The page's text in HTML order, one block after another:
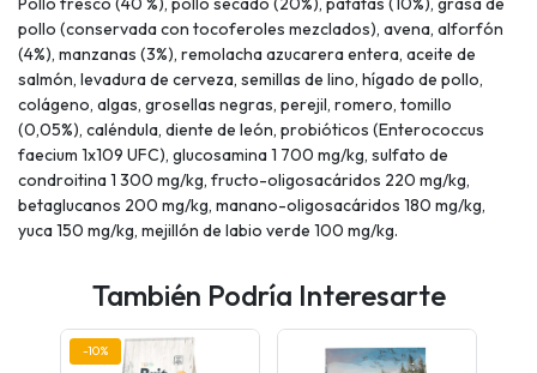
pollo (conservada con tocoferoles mezclados), avena, alforfón
(4%), manzanas (3%), remolacha azucarera entera, aceite de
salmón, levadura de cerveza, semillas de lino, hígado de pollo,
colágeno, algas, grosellas negras, perejil, romero, tomillo
(0,05%), caléndula, diente de león, probióticos (Enterococcus
faecium 1x109 UFC), glucosamina 1 700 mg/kg, sulfato de
condroitina 1 300 mg/kg, fructo-oligosacáridos 220 mg/kg,
betaglucanos 200 mg/kg, manano-oligosacáridos 180 mg/kg,
yuca 150 mg/kg, mejillón de labio verde 100 mg/kg.
También Podría Interesarte
-10%